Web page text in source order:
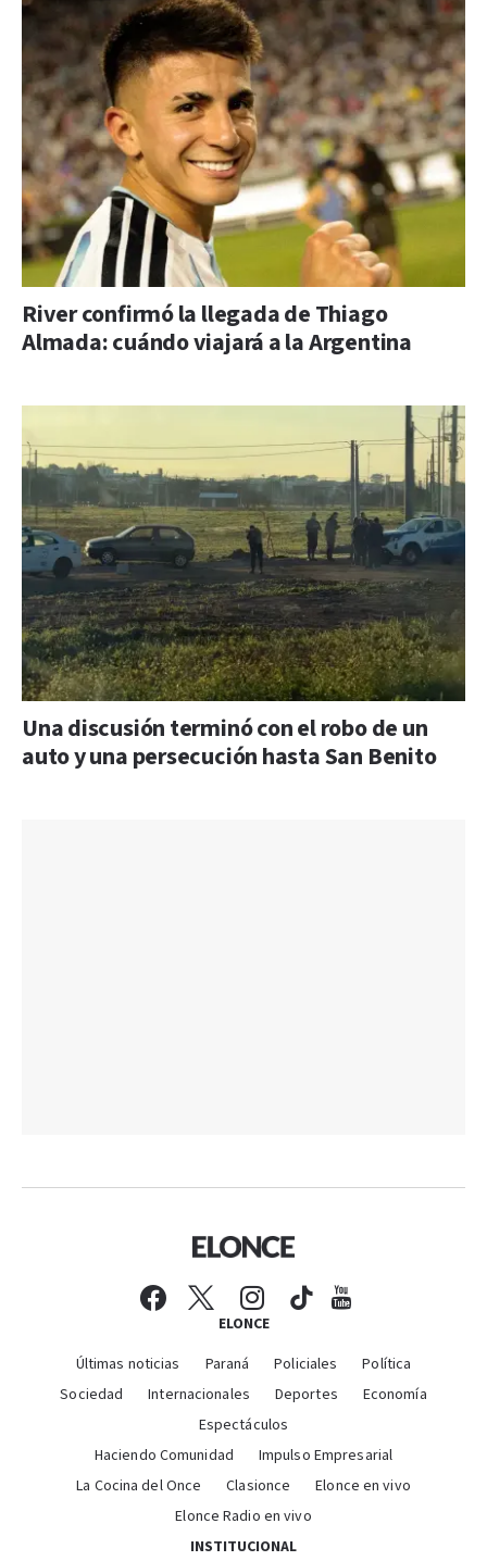
River confirmó la llegada de Thiago
Almada: cuándo viajará a la Argentina
Una discusión terminó con el robo de un
auto y una persecución hasta San Benito
ELONCE
Últimas noticias Paraná Policiales
Política
Sociedad
Internacionales Deportes
Economía
Espectáculos
Haciendo Comunidad
Impulso Empresarial
La Cocina del Once
Clasionce
Elonce en vivo
Elonce Radio en vivo
INSTITUCIONAL